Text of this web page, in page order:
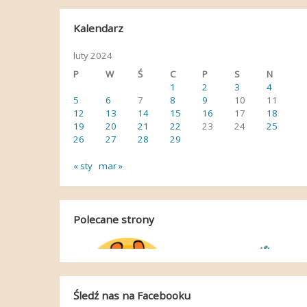
Kalendarz
luty 2024
P
W Ś C P S
N
1
2 3
4
5
6 7 8 9 10
11
12
13 14 15 16 17
18
19
20 21 22 23 24
25
26
27 28 29
« sty mar »
Polecane strony
Śledź nas na Facebooku